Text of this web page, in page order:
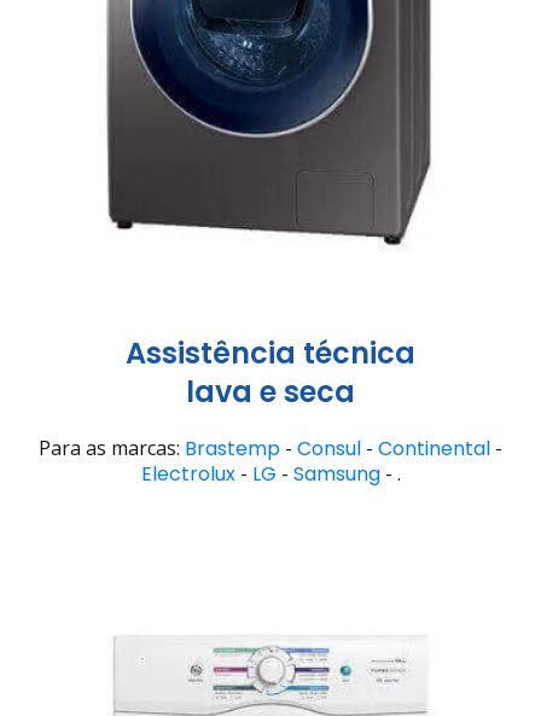
Assistência técnica
lava e seca
Para as marcas: Brastemp - Consul - Continental -
Electrolux- LG - Samsung- .